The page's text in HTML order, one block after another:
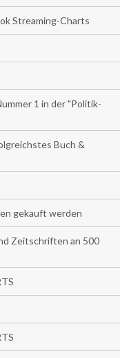
Streaming-Charts
1 in der "Politik-
Buch &
gekauft werden
Zeitschriften an 500